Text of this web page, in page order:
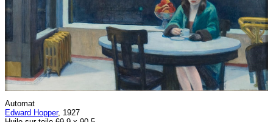
Automat
Edward Hopper, 1927